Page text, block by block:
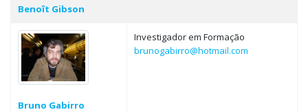
Benoît Gibson
Bruno Gabirro
Investigador em Formação
brunogabirro@hotmail.com